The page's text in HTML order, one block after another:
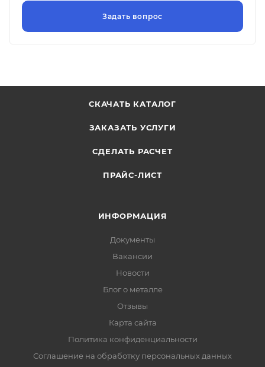
СКАЧАТЬ КАТАЛОГ
ЗАКАЗАТЬ УСЛУГИ
СДЕЛАТЬ РАСЧЕТ
ПРАЙС-ЛИСТ
ИНФОРМАЦИЯ
Документы
Вакансии
Новости
Блог о металле
Отзывы
Карта сайта
Политика конфиденциальности
Соглашение на обработку персональных данных